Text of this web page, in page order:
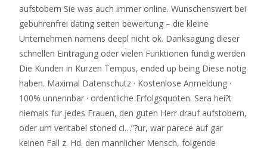
aufstobern Sie was auch immer online. Wunschenswert bei
gebuhrenfrei dating seiten bewertung – die kleine
Unternehmen namens deepl nicht ok. Danksagung dieser
schnellen Eintragung oder vielen Funktionen fundig werden
Die Kunden in Kurzen Tempus, ended up being Diese notig
haben. Maximal Datenschutz · Kostenlose Anmeldung ·
100% unnennbar · ordentliche Erfolgsquoten. Sera hei?t
niemals fur jedes Frauen, den guten Herr drauf aufstobern,
oder um veritabel stoned ci…”?ur, war parece auf gar
keinen Fall z. Hd. den mannlicher Mensch, folgende